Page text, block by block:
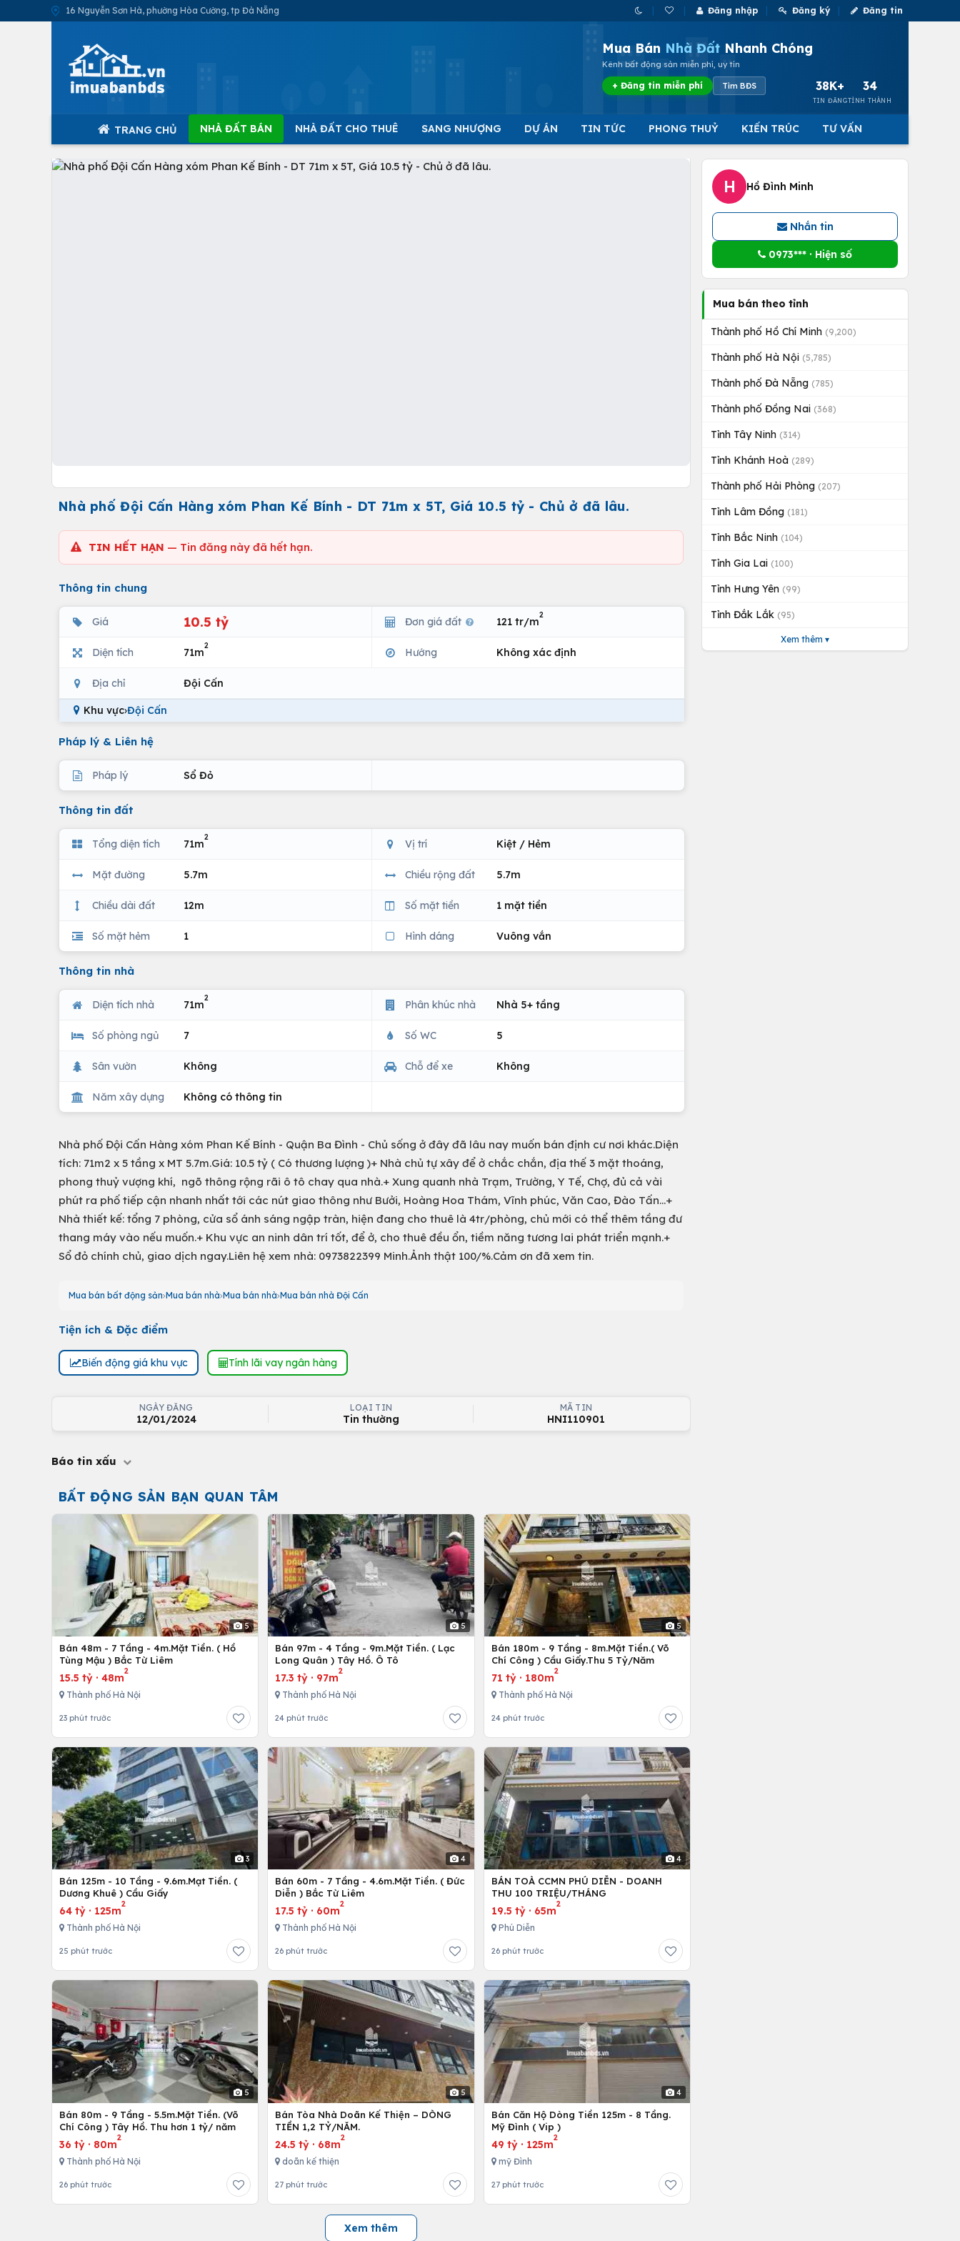
16 Nguyễn Sơn Hà, phường Hòa Cường, tp Đà Nẵng Đăng nhập Đăng ký Đăng tin
Mua Bán Nhà Đất Nhanh Chóng
Kênh bất động sản miễn phí, uy tín
+ Đăng tin miễn phí Tìm BĐS 38K+
TIN ĐĂNG
34
TỈNH THÀNH
TRANG CHỦ NHÀ ĐẤT BÁN NHÀ ĐẤT CHO THUÊ SANG NHƯỢNG DỰ ÁN TIN TỨC PHONG THUỶ KIẾN TRÚC TƯ VẤN
Nhà phố Đội Cấn Hàng xóm Phan Kế Bính - DT 71m x 5T, Giá 10.5 tỷ - Chủ ở đã lâu.
TIN HẾT HẠN — Tin đăng này đã hết hạn.
Thông tin chung
Giá 10.5 tỷ Đơn giá đất 121 tr/m
2
Diện tích 71m
2
Hướng Không xác định
Địa chỉ Đội Cấn
Khu vực›Đội Cấn
Pháp lý & Liên hệ
Pháp lý Sổ Đỏ
Thông tin đất
Tổng diện tích 71m
2
Vị trí Kiệt / Hẻm
Mặt đường 5.7m Chiều rộng đất 5.7m
Chiều dài đất 12m Số mặt tiền 1 mặt tiền
Số mặt hẻm 1 Hình dáng Vuông vắn
Thông tin nhà
Diện tích nhà 71m
2
Phân khúc nhà Nhà 5+ tầng
Số phòng ngủ 7 Số WC 5
Sân vườn Không Chỗ để xe Không
Năm xây dựng Không có thông tin
Nhà phố Đội Cấn Hàng xóm Phan Kế Bính - Quận Ba Đình - Chủ sống ở đây đã lâu nay muốn bán định cư nơi khác.Diện
tích: 71m2 x 5 tầng x MT 5.7m.Giá: 10.5 tỷ ( Có thương lượng )+ Nhà chủ tự xây để ở chắc chắn, địa thế 3 mặt thoáng,
phong thuỷ vượng khí, ngõ thông rộng rãi ô tô chay qua nhà.+ Xung quanh nhà Trạm, Trường, Y Tế, Chợ, đủ cả vài
phút ra phố tiếp cận nhanh nhất tới các nút giao thông như Bưởi, Hoàng Hoa Thám, Vĩnh phúc, Văn Cao, Đào Tấn...+
Nhà thiết kế: tổng 7 phòng, cửa sổ ánh sáng ngập tràn, hiện đang cho thuê là 4tr/phòng, chủ mới có thể thêm tầng đư
thang máy vào nếu muốn.+ Khu vực an ninh dân trí tốt, để ở, cho thuê đều ổn, tiềm năng tương lai phát triển mạnh.+
Sổ đỏ chính chủ, giao dịch ngay.Liên hệ xem nhà: 0973822399 Minh.Ảnh thật 100/%.Cảm ơn đã xem tin.
Mua bán bất động sản Mua bán nhà Mua bán nhà Mua bán nhà Đội Cấn
Tiện ích & Đặc điểm
Biến động giá khu vực Tính lãi vay ngân hàng
NGÀY ĐĂNG
12/01/2024
LOẠI TIN
Tin thường
MÃ TIN
HNI110901
Báo tin xấu
BẤT ĐỘNG SẢN BẠN QUAN TÂM
5
Bán 48m - 7 Tầng - 4m.Mặt Tiền. ( Hồ
Tùng Mậu ) Bắc Từ Liêm
15.5 tỷ · 48m
2
Thành phố Hà Nội
23 phút trước
5
Bán 97m - 4 Tầng - 9m.Mặt Tiền. ( Lạc
Long Quân ) Tây Hồ. Ô Tô
17.3 tỷ · 97m
2
Thành phố Hà Nội
24 phút trước
5
Bán 180m - 9 Tầng - 8m.Mặt Tiền.( Võ
Chí Công ) Cầu Giấy.Thu 5 Tỷ/Năm
71 tỷ· 180m
2
Thành phố Hà Nội
24 phút trước
3
Bán 125m - 10 Tầng - 9.6m.Mạt Tiền. (
Dương Khuê ) Cầu Giấy
64 tỷ · 125m
2
Thành phố Hà Nội
25 phút trước
4
Bán 60m - 7 Tầng - 4.6m.Mặt Tiền. ( Đức
Diễn ) Bắc Từ Liêm
17.5 tỷ · 60m
2
Thành phố Hà Nội
26 phút trước
4
BÁN TOÀ CCMN PHÚ DIỄN - DOANH
THU 100 TRIỆU/THÁNG
19.5 tỷ· 65m
2
Phú Diễn
26 phút trước
5
Bán 80m - 9 Tầng - 5.5m.Mặt Tiền. (Võ
Chí Công ) Tây Hồ. Thu hơn 1 tỷ/ năm
36 tỷ · 80m
2
Thành phố Hà Nội
26 phút trước
5
Bán Tòa Nhà Doãn Kế Thiện – DÒNG
TIỀN 1,2 TỶ/NĂM.
24.5 tỷ · 68m
2
doãn kế thiện
27 phút trước
4
Bán Căn Hộ Dòng Tiền 125m - 8 Tầng.
Mỹ Đình ( Vip )
49 tỷ· 125m
2
mỹ Đình
27 phút trước
Xem thêm
H Hồ Đình Minh
Nhắn tin
0973*** · Hiện số
Mua bán theo tỉnh
Thành phố Hồ Chí Minh (9,200)
Thành phố Hà Nội (5,785)
Thành phố Đà Nẵng (785)
Thành phố Đồng Nai (368)
Tỉnh Tây Ninh (314)
Tỉnh Khánh Hoà (289)
Thành phố Hải Phòng (207)
Tỉnh Lâm Đồng (181)
Tỉnh Bắc Ninh (104)
Tỉnh Gia Lai (100)
Tỉnh Hưng Yên (99)
Tỉnh Đắk Lắk (95)
Xem thêm ▾